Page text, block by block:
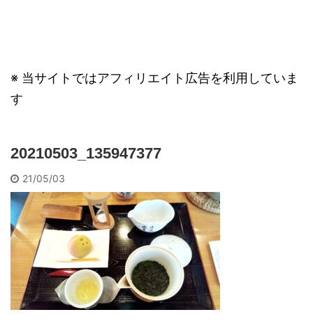
※ 当サイトではアフィリエイト広告を利用していま
す
20210503_135947377
21/05/03